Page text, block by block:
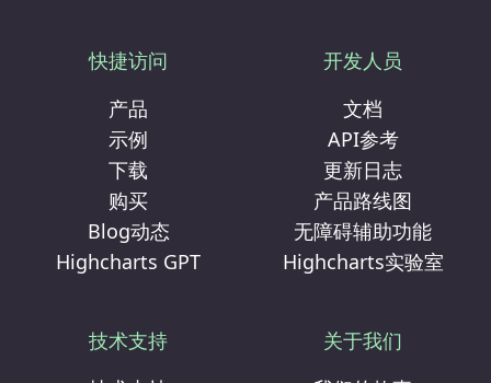
快捷访问
产品
示例
下载
购买
Blog动态
Highcharts GPT
开发人员
文档
API参考
更新日志
产品路线图
无障碍辅助功能
Highcharts实验室
技术支持
关于我们